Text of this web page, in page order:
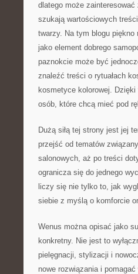
dlatego może
szukają wartościowych
twarzy. Na tym blogu
jako element dobrego
paznokcie może być
znaleźć treści o rytuałach
kosmetyce kolorowej.
osób, które chcą mieć pod
Dużą siłą tej strony jest jej
przejść od tematów
salonowych, aż po treści
ogranicza się do jednego
liczy się nie tylko to, jak
siebie z myślą o komforcie
Wenus można opisać jako
konkretny. Nie jest to
pielęgnacji, stylizacji i
nowe rozwiązania i